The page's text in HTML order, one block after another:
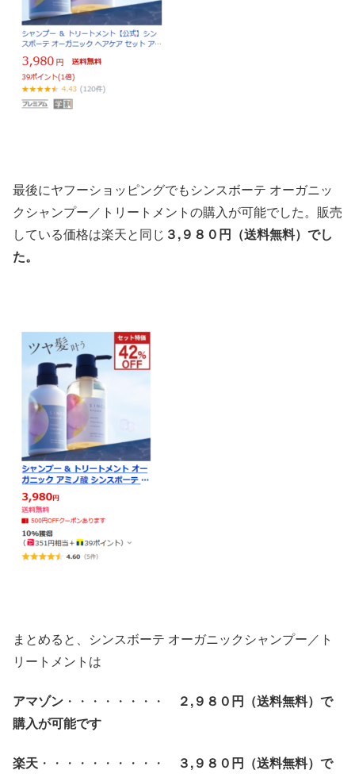
最後にヤフーショッピングでもシンスボーテ オーガニッ
クシャンプー／トリートメントの購入が可能でした。販売
している価格は楽天と同じ ３,９８０円（送料無料）でし
た。
まとめると、シンスボーテ オーガニックシャンプー／ト
リートメントは
アマゾン ・・・・・・・・
２,９８０円（送料無料）で
購入が可能です
楽天 ・・・・・・・・・・ ３,９８０円（送料無料）で